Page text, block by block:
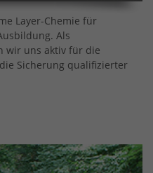
Layer-Chemie für
Als
wir uns aktiv für die
Sicherung qualifizierter